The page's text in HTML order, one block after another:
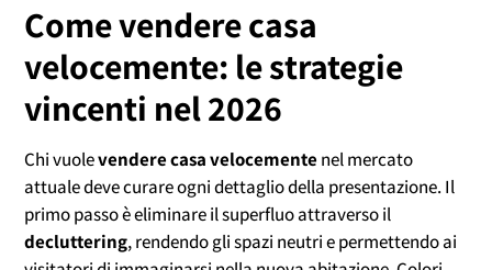
Come vendere casa
velocemente: le strategie
vincenti nel 2026
Chi vuolevendere casa velocementenel mercato
attuale deve curare ogni dettaglio della presentazione. Il
primo passo è eliminare il superfluo attraverso il
decluttering, rendendo gli spazi neutri e permettendo ai